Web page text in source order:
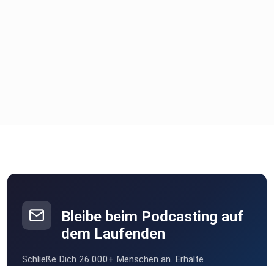
Bleibe beim Podcasting auf
dem Laufenden
Schließe Dich 26.000+ Menschen an. Erhalte